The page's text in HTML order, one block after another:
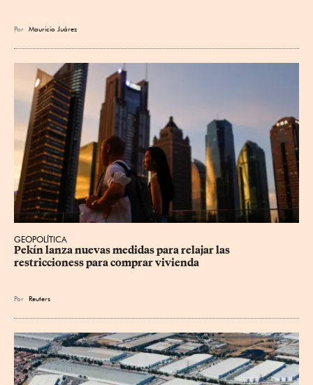
Por Mauricio Juárez
GEOPOLÍTICA
Pekín lanza nuevas medidas para relajar ⁠las
restriccioness para comprar vivienda
Por Reuters